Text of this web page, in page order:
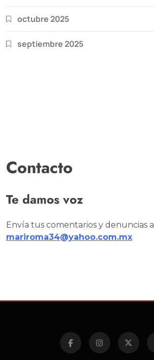
octubre 2025
septiembre 2025
Contacto
Te damos voz
Envía tus comentarios y denuncias a
mariroma34@yahoo.com.mx